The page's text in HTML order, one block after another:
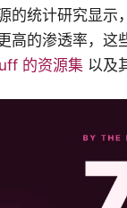
的统计研究显示
高的渗透率，这
的资源集 以及